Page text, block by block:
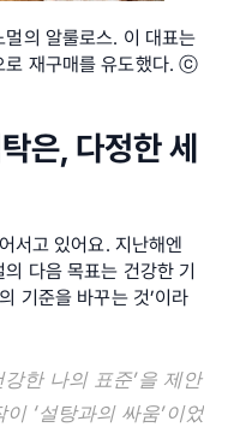
의 알룰로스. 이 대표는
로 재구매를 유도했다. ⓒ
은, 다정한 세
서고 있어요. 지난해엔
다음 목표는 건강한 기
기준을 바꾸는 것’이라
한 나의 표준’을 제안
‘설탕과의 싸움’이었